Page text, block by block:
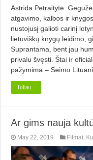
Astrida Petraitytė.
atgavimo, kalbos ir
nustojusį galioti carinį
lietuviškų knygų leidimo,
Suprantama, bent jau
privalu švęsti. Štai ir
pažymima – Seimo
Toliau...
Ar gims nauja
May 22, 2019 Filmai